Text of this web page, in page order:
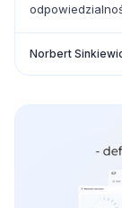
Norbert